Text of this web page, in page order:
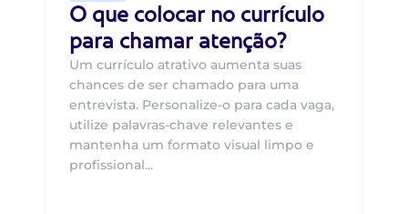
O que colocar no currículo
para chamar atenção?
Um currículo atrativo aumenta suas
chances de ser chamado para uma
entrevista. Personalize-o para cada vaga,
utilize palavras-chave relevantes e
mantenha um formato visual limpo e
profissional...